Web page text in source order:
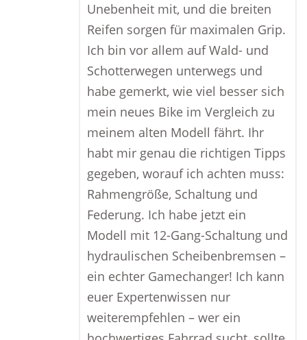
Unebenheit mit, und die breiten
Reifen sorgen für maximalen Grip.
Ich bin vor allem auf Wald- und
Schotterwegen unterwegs und
habe gemerkt, wie viel besser sich
mein neues Bike im Vergleich zu
meinem alten Modell fährt. Ihr
habt mir genau die richtigen Tipps
gegeben, worauf ich achten muss:
Rahmengröße, Schaltung und
Federung. Ich habe jetzt ein
Modell mit 12-Gang-Schaltung und
hydraulischen Scheibenbremsen –
ein echter Gamechanger! Ich kann
euer Expertenwissen nur
weiterempfehlen – wer ein